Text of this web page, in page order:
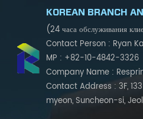
KOREAN BRANCH
(24 часа обслуживания
Contact Person : Ryan
MP : +82-10-4842-3326
Company Name :
Contact Address : 3F,
myeon, Suncheon-si,